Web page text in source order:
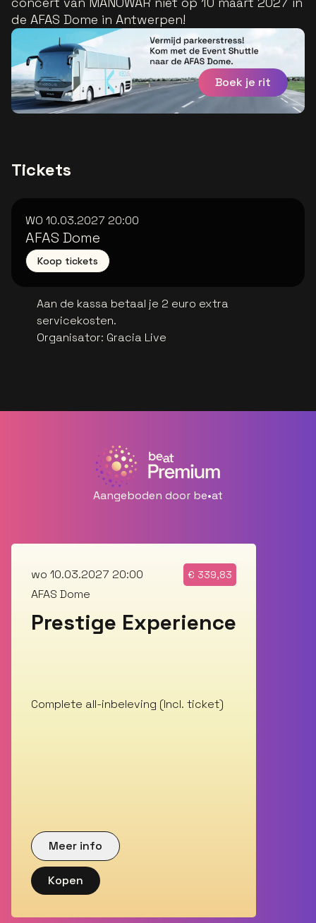
de AFAS Dome in Antwerpen!
Boek je rit
Tickets
WO 10.03.2027 20:00
AFAS Dome
Koop tickets
Aan de kassa betaal je 2 euro extra
servicekosten.
Organisator: Gracia Live
Aangeboden door be•at
wo 10.03.2027 20:00 € 339,83
AFAS Dome
Prestige Experience
Complete all-inbeleving (Incl. ticket)
Meer info
Kopen